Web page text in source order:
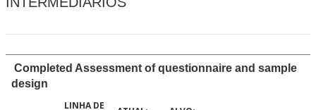
Completed Assessment of questionnaire and sample
design